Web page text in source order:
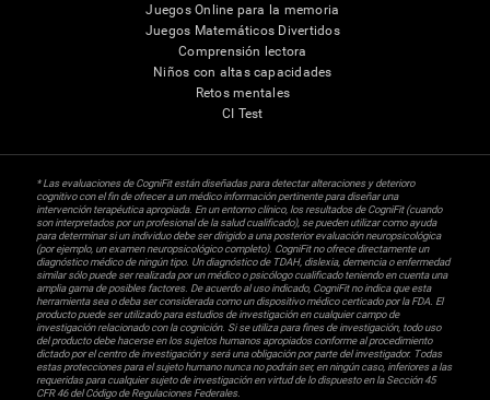
Juegos Online para la memoria
Juegos Matemáticos Divertidos
Comprensión lectora
Niños con altas capacidades
Retos mentales
CI Test
* Las evaluaciones de CogniFit están diseñadas para detectar alteraciones y deterioro
cognitivo con el fin de ofrecer a un médico información pertinente para diseñar una
intervención terapéutica apropiada. En un entorno clínico, los resultados de CogniFit (cuando
son interpretados por un profesional de la salud cualificado), se pueden utilizar como ayuda
para determinar si un individuo debe ser dirigido a una posterior evaluación neuropsicológica
(por ejemplo, un examen neuropsicológico completo). CogniFit no ofrece directamente un
diagnóstico médico de ningún tipo. Un diagnóstico de TDAH, dislexia, demencia o enfermedad
similar sólo puede ser realizada por un médico o psicólogo cualificado teniendo en cuenta una
amplia gama de posibles factores. De acuerdo al uso indicado, CogniFit no indica que esta
herramienta sea o deba ser considerada como un dispositivo médico certicado por la FDA. El
producto puede ser utilizado para estudios de investigación en cualquier campo de
investigación relacionado con la cognición. Si se utiliza para fines de investigación, todo uso
del producto debe hacerse en los sujetos humanos apropiados conforme al procedimiento
dictado por el centro de investigación y será una obligación por parte del investigador. Todas
estas protecciones para el sujeto humano nunca no podrán ser, en ningún caso, inferiores a las
requeridas para cualquier sujeto de investigación en virtud de lo dispuesto en la Sección 45
CFR 46 del Código de Regulaciones Federales.